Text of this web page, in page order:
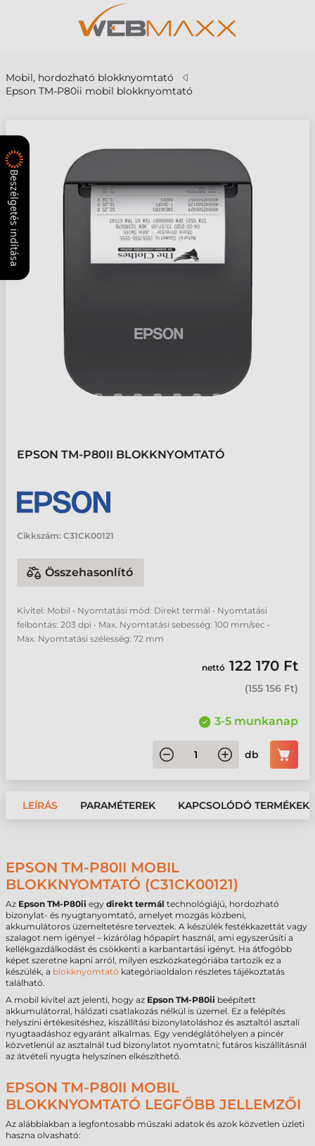
Mobil, hordozható blokknyomtató
Epson TM-P80ii mobil blokknyomtató
EPSON TM-P80II BLOKKNYOMTATÓ
Cikkszám: C31CK00121
Összehasonlító
Kivitel: Mobil • Nyomtatási mód: Direkt termál • Nyomtatási
felbontás: 203 dpi • Max. Nyomtatási sebesség: 100 mm/sec •
Max. Nyomtatási szélesség: 72 mm
nettó 122 170 Ft
(155 156 Ft)
3-5 munkanap
db
LEÍRÁS PARAMÉTEREK KAPCSOLÓDÓ TERMÉKEK
EPSON TM-P80II MOBIL
BLOKKNYOMTATÓ (C31CK00121)
Az Epson TM-P80ii egy direkt termál technológiájú, hordozható
bizonylat- és nyugtanyomtató, amelyet mozgás közbeni,
akkumulátoros üzemeltetésre terveztek. A készülék festékkazettát vagy
szalagot nem igényel – kizárólag hőpapírt használ, ami egyszerűsíti a
kellékgazdálkodást és csökkenti a karbantartási igényt. Ha átfogóbb
képet szeretne kapni arról, milyen eszközkategóriába tartozik ez a
készülék, a blokknyomtató kategóriaoldalon részletes tájékoztatás
található.
A mobil kivitel azt jelenti, hogy az Epson TM-P80ii beépített
akkumulátorral, hálózati csatlakozás nélkül is üzemel. Ez a felépítés
helyszíni értékesítéshez, kiszállítási bizonylatoláshoz és asztaltól asztali
nyugtaadáshoz egyaránt alkalmas. Egy vendéglátóhelyen a pincér
közvetlenül az asztalnál tud bizonylatot nyomtatni; futáros kiszállításnál
az átvételi nyugta helyszínen elkészíthető.
EPSON TM-P80II MOBIL
BLOKKNYOMTATÓ LEGFŐBB JELLEMZŐI
Az alábbiakban a legfontosabb műszaki adatok és azok közvetlen üzleti
haszna olvasható:
Beszélgetés indítása